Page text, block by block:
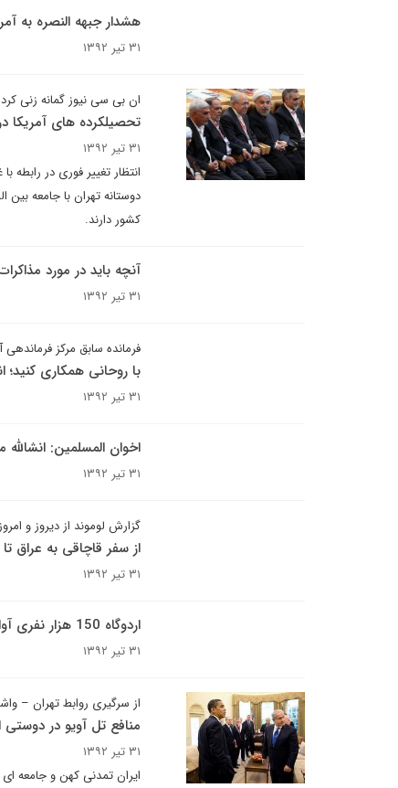
هشدار جبهه النصره به
۳۱ تیر ۱۳۹۲
ان بی سی نیوز گمانه زنی کرد
تحصیلکرده های آمریکا
۳۱ تیر ۱۳۹۲
انتظار تغییر فوری در
دوستانه تهران با جامعه
کشور دارند.
آنچه باید در مورد
۳۱ تیر ۱۳۹۲
فرمانده سابق مرکز فرماندهی
با روحانی همکاری کنید؛
۳۱ تیر ۱۳۹۲
اخوان المسلمین:
۳۱ تیر ۱۳۹۲
گزارش لوموند از دیروز و
از سفر قاچاقی به عراق
۳۱ تیر ۱۳۹۲
اردوگاه 150 هزار نفری آوارگان سوریه در اردن میزبان تولد روزانه 15 کودک
۳۱ تیر ۱۳۹۲
از سرگیری روابط تهران –
منافع تل آویو در دوستی
۳۱ تیر ۱۳۹۲
ایران تمدنی کهن و جامعه